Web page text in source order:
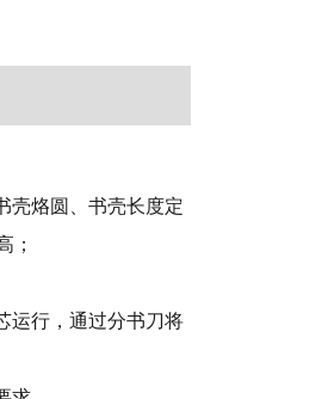
壳烙圆、书壳长度定
；
运行，通过分书刀将